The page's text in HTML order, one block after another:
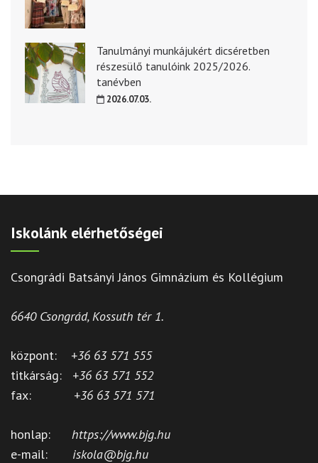
Tanulmányi munkájukért dicséretben
részesülő tanulóink 2025/2026.
tanévben
2026.07.03.
Iskolánk elérhetőségei
Csongrádi Batsányi János Gimnázium és Kollégium
6640 Csongrád, Kossuth tér 1.
központ: +36 63 571 555
titkárság: +36 63 571 552
fax: +36 63 571 571
honlap: https://www.bjg.hu
e-mail: iskola@bjg.hu